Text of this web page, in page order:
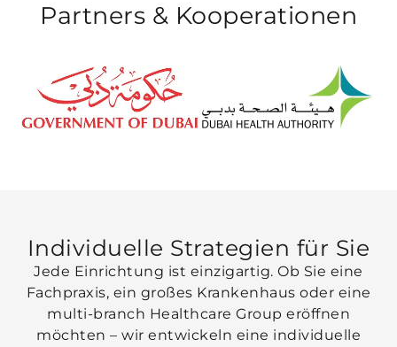
Partners & Kooperationen
Individuelle Strategien für Sie
Jede Einrichtung ist einzigartig. Ob Sie eine
Fachpraxis, ein großes Krankenhaus oder eine
multi-branch Healthcare Group eröffnen
möchten – wir entwickeln eine individuelle